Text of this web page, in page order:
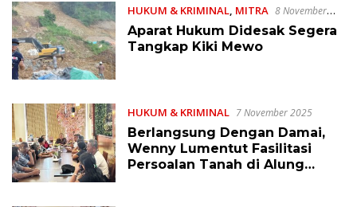
HUKUM & KRIMINAL, MITRA 8 November
2025
Aparat Hukum Didesak Segera
Tangkap Kiki Mewo
HUKUM & KRIMINAL 7 November 2025
Berlangsung Dengan Damai,
Wenny Lumentut Fasilitasi
Persoalan Tanah di Alung